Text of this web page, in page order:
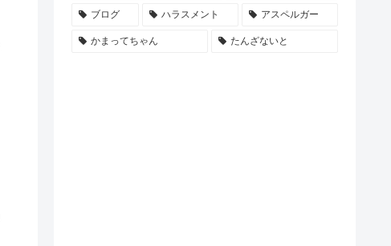
ブログ ハラスメント アスペルガー
かまってちゃん たんざないと